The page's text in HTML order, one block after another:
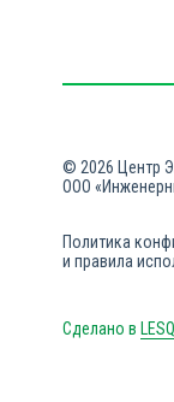
© 2026 Центр
ООО
Политика
и правила
Сделано в